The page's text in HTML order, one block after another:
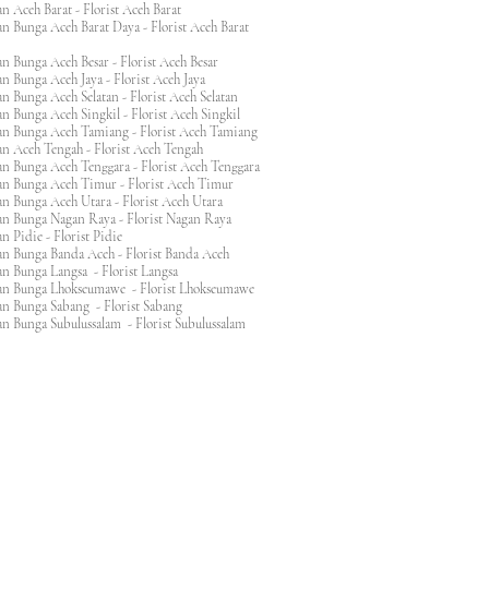
Aceh Barat - Florist Aceh Barat
Bunga Aceh Barat Daya - Florist Aceh Barat
Bunga Aceh Besar - Florist Aceh Besar
Bunga Aceh Jaya - Florist Aceh Jaya
Bunga Aceh Selatan - Florist Aceh Selatan
Bunga Aceh Singkil - Florist Aceh Singkil
Bunga Aceh Tamiang - Florist Aceh Tamiang
Aceh Tengah - Florist Aceh Tengah
Bunga Aceh Tenggara - Florist Aceh Tenggara
Bunga Aceh Timur - Florist Aceh Timur
Bunga Aceh Utara - Florist Aceh Utara
Bunga Nagan Raya - Florist Nagan Raya
Pidie - Florist Pidie
Bunga Banda Aceh - Florist Banda Aceh
Bunga Langsa - Florist Langsa
Bunga Lhokseumawe - Florist Lhokseumawe
Bunga Sabang - Florist Sabang
Bunga Subulussalam - Florist Subulussalam